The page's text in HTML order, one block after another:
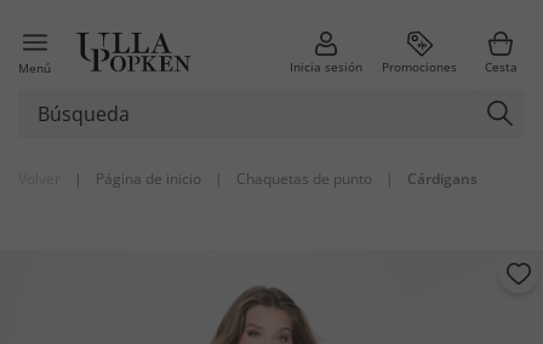
Menú Inicia sesión Promociones Cesta
| Página de inicio | Chaquetas de punto | Cárdigans